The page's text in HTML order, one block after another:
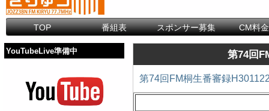
TOP 番組表 スポンサー募集 CM料
YouTubeLive準備中 第74回
第74回FM桐生番審録